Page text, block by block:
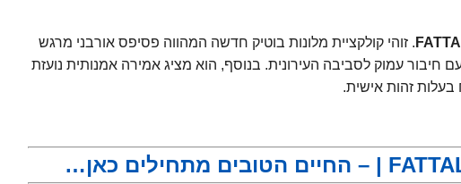
. זוהי קולקציית מלונות בוטיק חדשה המהווה פסיפס אורבני מרגש
עמוק לסביבה העירונית. בנוסף, הוא מציג אמירה אמנותית נועזת
זהות אישית.
החיים הטובים מתחילים כאן…